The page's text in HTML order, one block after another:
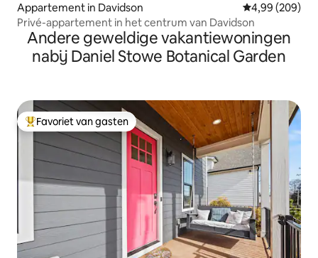
Appartement in Davidson Gemiddelde
4,99 (209)
Privé-appartement in het centrum van Davidson
Andere geweldige vakantiewoningen
nabij Daniel Stowe Botanical Garden
Topfavoriet van gasten
Favoriet van gasten